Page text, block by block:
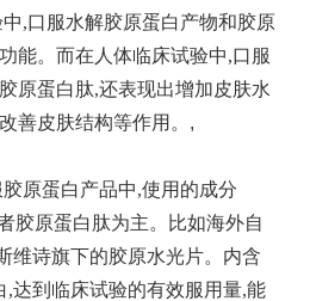
,口服水解胶原蛋白产物和胶原
能。而在人体临床试验中,口服
原蛋白肽,还表现出增加皮肤水
善皮肤结构等作用。 ,
原蛋白产品中,使用的成分
胶原蛋白肽为主。比如海外自
维诗旗下的胶原水光片。内含
,达到临床试验的有效服用量,能